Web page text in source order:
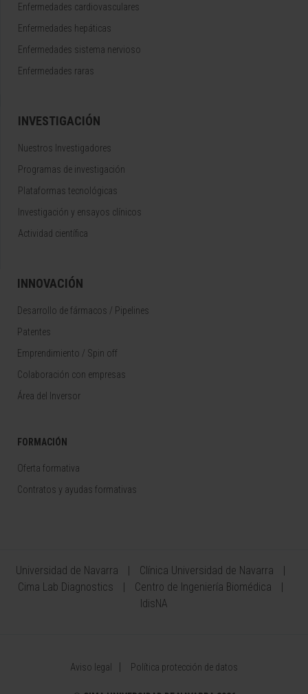
Enfermedades cardiovasculares
Enfermedades hepáticas
Enfermedades sistema nervioso
Enfermedades raras
INVESTIGACIÓN
Nuestros Investigadores
Programas de investigación
Plataformas tecnológicas
Investigación y ensayos clínicos
Actividad científica
INNOVACIÓN
Desarrollo de fármacos / Pipelines
Patentes
Emprendimiento / Spin off
Colaboración con empresas
Área del Inversor
FORMACIÓN
Oferta formativa
Contratos y ayudas formativas
Universidad de Navarra
Clínica Universidad de Navarra
Cima Lab Diagnostics
Centro de Ingeniería Biomédica
IdisNA
Aviso legal Política protección de datos